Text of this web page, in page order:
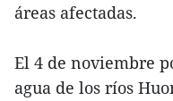
áreas afectadas.
El 4 de noviembre
agua de los ríos